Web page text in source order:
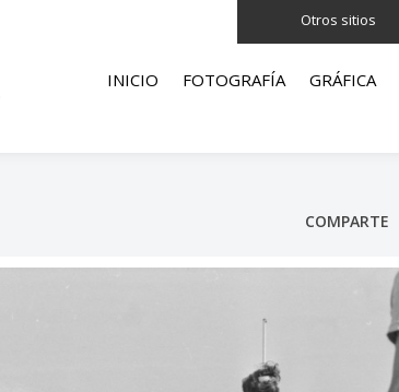
Otros sitios
INICIO FOTOGRAFÍA GRÁFICA
COMPARTE